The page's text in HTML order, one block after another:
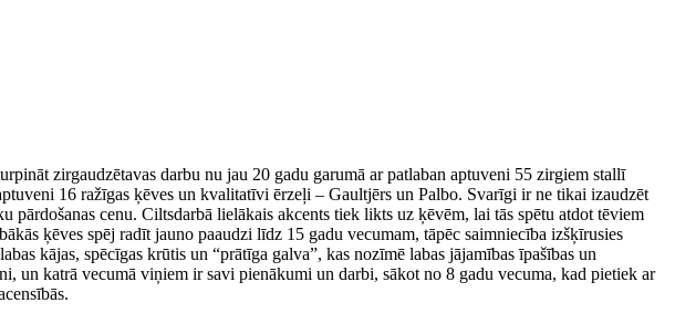
zirgaudzētavas darbu nu jau 20 gadu garumā ar patlaban aptuveni 55 zirgiem stallī
16 ražīgas ķēves un kvalitatīvi ērzeļi – Gaultjērs un Palbo. Svarīgi ir ne tikai izaudzēt
cenu. Ciltsdarbā lielākais akcents tiek likts uz ķēvēm, lai tās spētu atdot tēviem
ķēves spēj radīt jauno paaudzi līdz 15 gadu vecumam, tāpēc saimniecība izšķīrusies
kājas, spēcīgas krūtis un “prātīga galva”, kas nozīmē labas jājamības īpašības un
un katrā vecumā viņiem ir savi pienākumi un darbi, sākot no 8 gadu vecuma, kad pietiek ar